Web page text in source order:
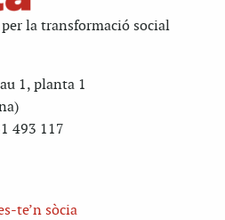
la transformació social
1, planta 1
493 117
te’n sòcia